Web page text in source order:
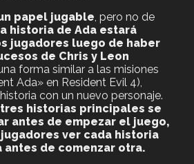
papel jugable , pero no de
historia de Ada estará
jugadores luego de haber
de Chris y Leon
forma similar a las misiones
Ada» en Resident Evil 4),
con un nuevo personaje.
historias principales se
antes de empezar el juego,
ver cada historia
de comenzar otra.